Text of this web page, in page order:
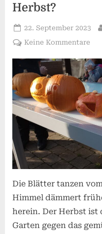
Herbst?
Posted
on
22. September 2023
Keine Kommentare
–
tun
im
Die Blätter tanzen
Himmel dämmert
herein. Der Herbst ist
Garten gegen das